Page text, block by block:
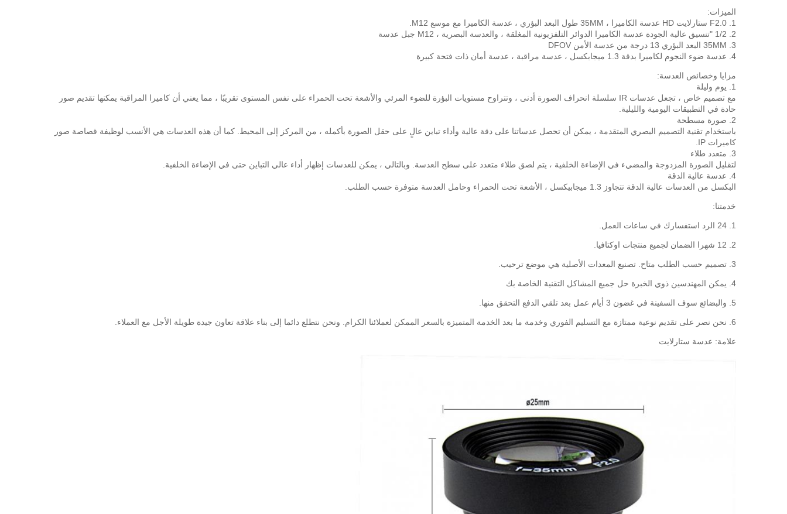
الميزات:
1. F2.0 ستارلايت HD عدسة الكاميرا ، 35MM طول البعد البؤري ، عدسة الكاميرا مع موسع M12.
2. 1/2 "تنسيق عالية الجودة عدسة الكاميرا الدوائر التلفزيونية المغلقة ، والعدسة البصرية ، M12 جبل عدسة
3. 35MM البعد البؤري 13 درجة من عدسة الأمن DFOV
4. عدسة ضوء النجوم لكاميرا بدقة 1.3 ميجابكسل ، عدسة مراقبة ، عدسة أمان ذات فتحة كبيرة
مزايا وخصائص العدسة:
1. يوم وليلة
مع تصميم خاص ، تجعل عدسات IR سلسلة انحراف الصورة أدنى ، وتتراوح مستويات البؤرة للضوء المرئي والأشعة تحت الحمراء على نفس المستوى تقريبًا ، مما يعني أن كاميرا المراقبة يمكنها تقديم صور
حادة في التطبيقات اليومية والليلية.
2. صورة مسطحة
باستخدام تقنية التصميم البصري المتقدمة ، يمكن أن تحصل عدساتنا على دقة عالية وأداء تباين عالٍ على حقل الصورة بأكمله ، من المركز إلى المحيط. كما أن هذه العدسات هي الأنسب لوظيفة قصاصة صور
كاميرات IP.
3. متعدد طلاء
لتقليل الصورة المزدوجة والمضيء في الإضاءة الخلفية ، يتم لصق طلاء متعدد على سطح العدسة.
وبالتالي ، يمكن للعدسات إظهار أداء عالي التباين حتى في الإضاءة الخلفية.
4. عدسة عالية الدقة
البكسل من العدسات عالية الدقة تتجاوز 1.3 ميجابيكسل ، الأشعة تحت الحمراء وحامل العدسة متوفرة حسب الطلب.
خدمتنا:
1. 24 الرد استفسارك في ساعات العمل.
2. 12 شهرا الضمان لجميع منتجات اوكتافيا.
3. تصميم حسب الطلب متاح. تصنيع المعدات الأصلية هي موضع ترحيب.
4. يمكن المهندسين ذوي الخبرة حل جميع المشاكل التقنية الخاصة بك
5. والبضائع سوف السفينة في غضون 3 أيام عمل بعد تلقي الدفع التحقق منها.
6. نحن نصر على تقديم نوعية ممتازة مع التسليم الفوري وخدمة ما بعد الخدمة المتميزة بالسعر الممكن لعملائنا الكرام. ونحن نتطلع دائما إلى بناء علاقة تعاون جيدة طويلة الأجل مع العملاء.
علامة: عدسة ستارلايت